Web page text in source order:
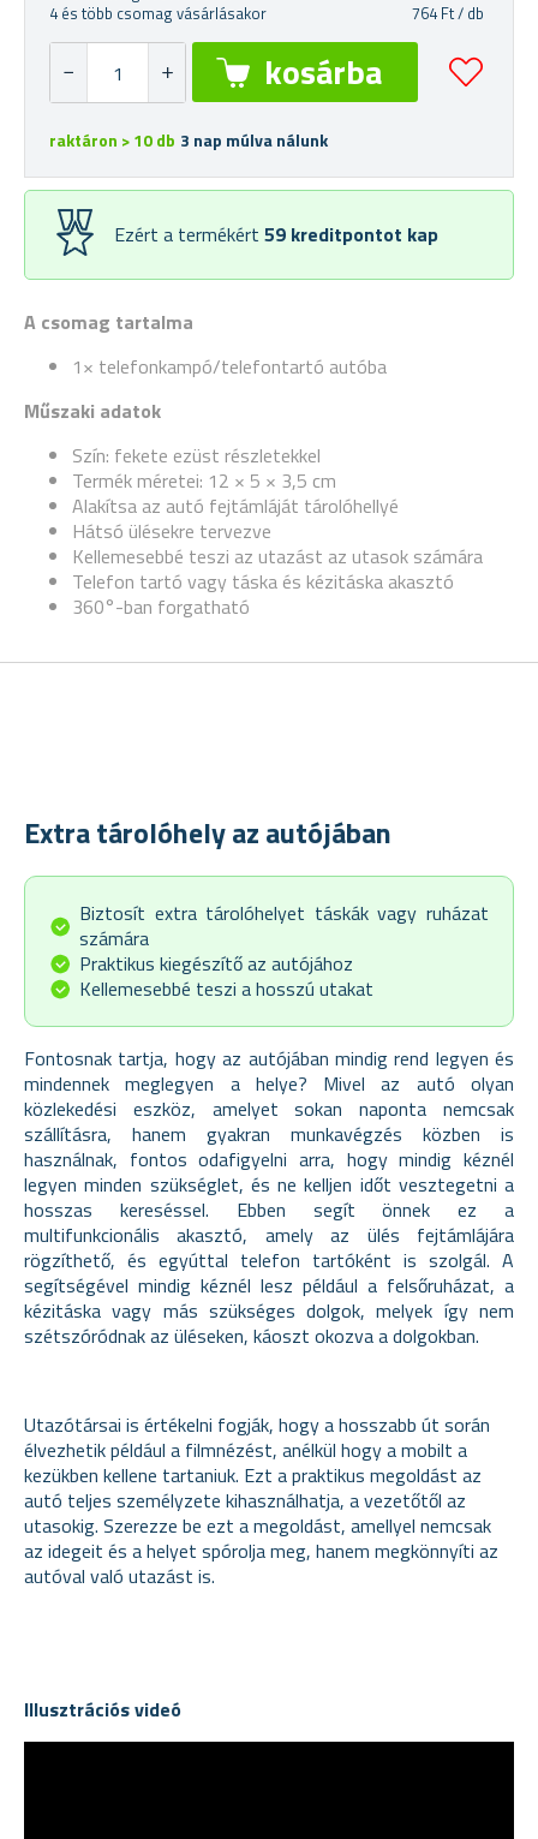
A csomag tartalma
1× telefonkampó/telefontartó autóba
Műszaki adatok
Szín: fekete ezüst részletekkel
Termék méretei: 12 × 5 × 3,5 cm
Alakítsa az autó fejtámláját tárolóhellyé
Hátsó ülésekre tervezve
Kellemesebbé teszi az utazást az utasok számára
Telefon tartó vagy táska és kézitáska akasztó
360°-ban forgatható
4 és több csomag vásárlásakor
764 Ft / db
raktáron > 10 db 3 nap múlva nálunk
Ezért a termékért 59 kreditpontot kap
Extra tárolóhely az autójában
Biztosít extra tárolóhelyet táskák vagy ruházat
számára
Praktikus kiegészítő az autójához
Kellemesebbé teszi a hosszú utakat
Fontosnak tartja, hogy az autójában mindig rend legyen és
mindennek meglegyen a helye? Mivel az autó olyan
közlekedési eszköz, amelyet sokan naponta nemcsak
szállításra, hanem gyakran munkavégzés közben is
használnak, fontos odafigyelni arra, hogy mindig kéznél
legyen minden szükséglet, és ne kelljen időt vesztegetni a
hosszas kereséssel. Ebben segít önnek ez a
multifunkcionális akasztó, amely az ülés fejtámlájára
rögzíthető, és egyúttal telefon tartóként is szolgál. A
segítségével mindig kéznél lesz például a felsőruházat, a
kézitáska vagy más szükséges dolgok, melyek így nem
szétszóródnak az üléseken, káoszt okozva a dolgokban.
Utazótársai is értékelni fogják, hogy a hosszabb út során
élvezhetik például a filmnézést, anélkül hogy a mobilt a
kezükben kellene tartaniuk. Ezt a praktikus megoldást az
autó teljes személyzete kihasználhatja, a vezetőtől az
utasokig. Szerezze be ezt a megoldást, amellyel nemcsak
az idegeit és a helyet spórolja meg, hanem megkönnyíti az
autóval való utazást is.
Illusztrációs videó